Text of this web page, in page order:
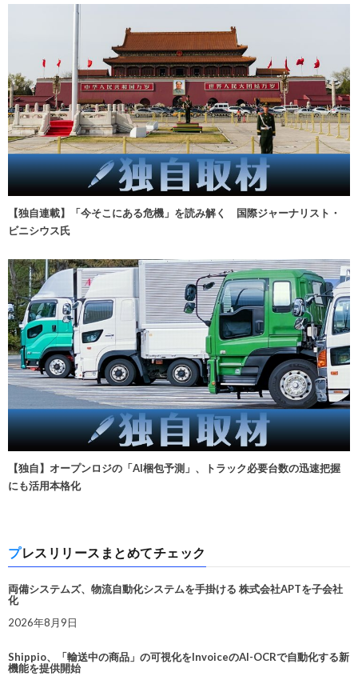
【独自連載】「今そこにある危機」を読み解く 国際ジャーナリスト・
ビニシウス氏
【独自】オープンロジの「AI梱包予測」、トラック必要台数の迅速把握
にも活用本格化
プレスリリースまとめてチェック
両備システムズ、物流自動化システムを手掛ける 株式会社APTを子会社
化
2026年8月9日
Shippio、「輸送中の商品」の可視化をInvoiceのAI-OCRで自動化する新
機能を提供開始